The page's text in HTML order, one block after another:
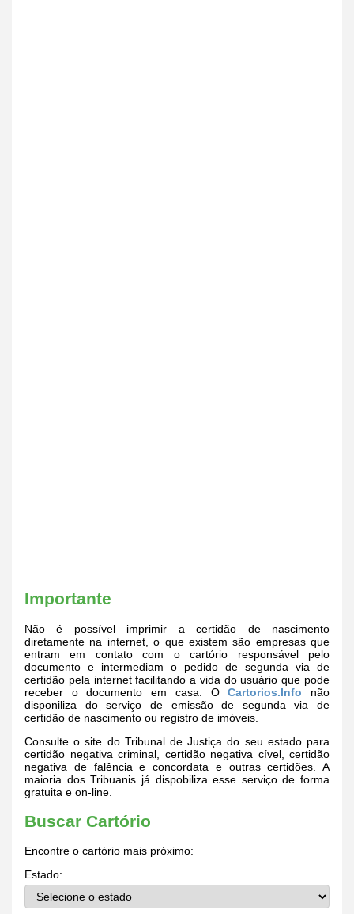
Importante
Não é possível imprimir a certidão de nascimento
diretamente na internet, o que existem são empresas que
entram em contato com o cartório responsável pelo
documento e intermediam o pedido de segunda via de
certidão pela internet facilitando a vida do usuário que pode
receber o documento em casa. OCartorios.Info não
disponiliza do serviço de emissão de segunda via de
certidão de nascimento ou registro de imóveis.
Consulte o site do Tribunal de Justiça do seu estado para
certidão negativa criminal, certidão negativa cível, certidão
negativa de falência e concordata e outras certidões. A
maioria dos Tribuanis já dispobiliza esse serviço de forma
gratuita e on-line.
Buscar Cartório
Encontre o cartório mais próximo:
Estado: